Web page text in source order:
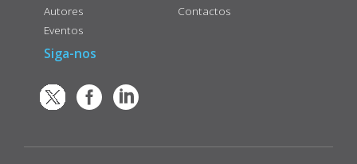
Autores
Eventos
Contactos
Siga-nos